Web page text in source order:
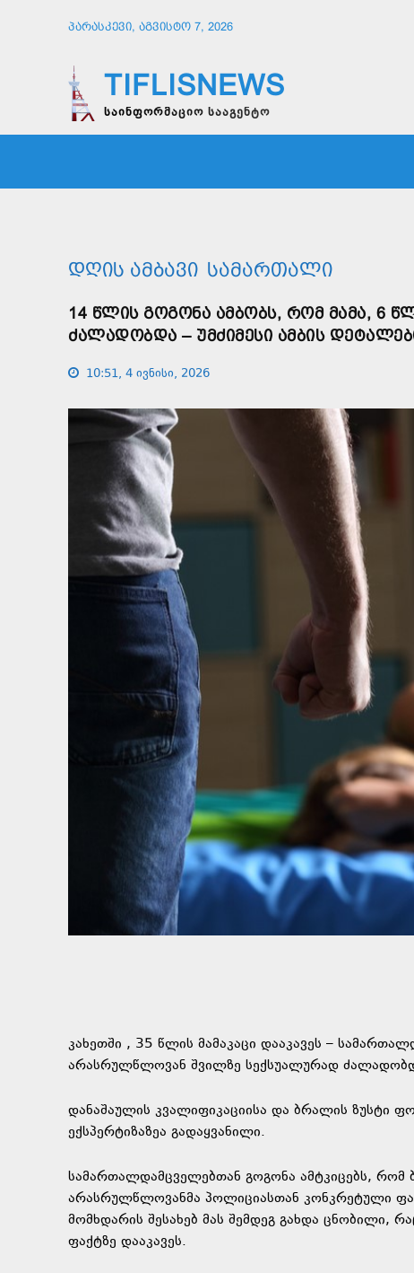
ᲞᲐᲠᲐᲡᲙᲔᲕᲘ, ᲐᲒᲕᲘᲡᲢᲝ 7, 2026
TIFLISNEWS
საინფორმაციო სააგენტო
ᲓᲦᲘᲡ ᲐᲛᲑᲐᲕᲘ ᲡᲐᲛᲐᲠᲗᲐᲚᲘ
14 ᲬᲚᲘᲡ ᲒᲝᲒᲝᲜᲐ ᲐᲛᲑᲝᲑᲡ, ᲠᲝᲛ ᲛᲐᲛᲐ, 6
ᲫᲐᲚᲐᲓᲝᲑᲓᲐ – ᲣᲛᲫᲘᲛᲔᲡᲘ ᲐᲛᲑᲘᲡ
10:51, 4 ივნისი, 2026
კახეთში , 35 წლის მამაკაცი დააკავეს –
არასრულწლოვან შვილზე სექსუალურად
დანაშაულის კვალიფიკაციისა და ბრალის ზუსტი
ექსპერტიზაზეა გადაყვანილი.
სამართალდამცველებთან გოგონა ამტკიცებს,
არასრულწლოვანმა პოლიციასთან კონკრეტული
მომხდარის შესახებ მას შემდეგ გახდა ცნობილი,
ფაქტზე დააკავეს.